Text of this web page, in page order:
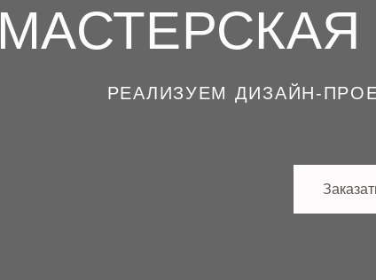
МАСТЕРСКАЯ
РЕАЛИЗУЕМ ДИЗАЙН-